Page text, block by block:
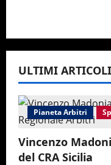
ULTIMI ARTICOLI
Pianeta Arbitri
Vincenzo
del CRA Sicilia